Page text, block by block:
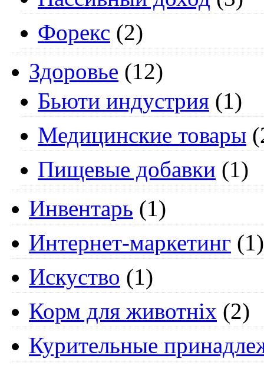
Форекс (2)
Здоровье (12)
Бьюти индустрия (1)
Медицинские товары
Пищевые добавки (1)
Инвентарь (1)
Интернет-маркетинг (1)
Искуство (1)
Корм для животніх (2)
Курительные